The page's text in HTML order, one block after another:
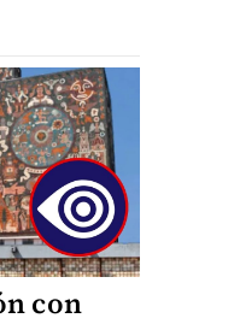
con